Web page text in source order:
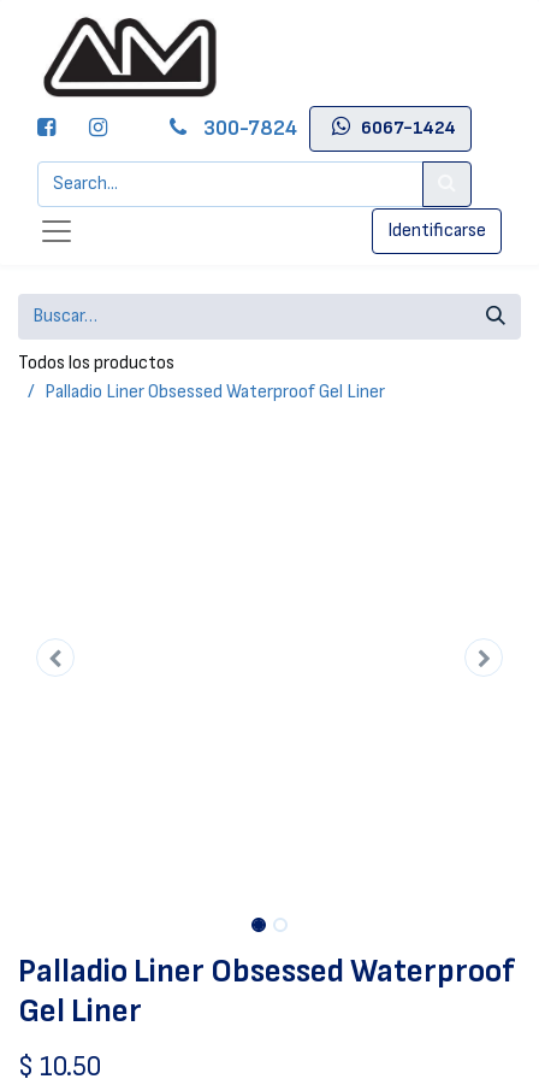
300-7824 6067-1424
Identificarse
Todos los productos
Palladio Liner Obsessed Waterproof Gel Liner
Palladio Liner Obsessed Waterproof
Gel Liner
$ 10.50